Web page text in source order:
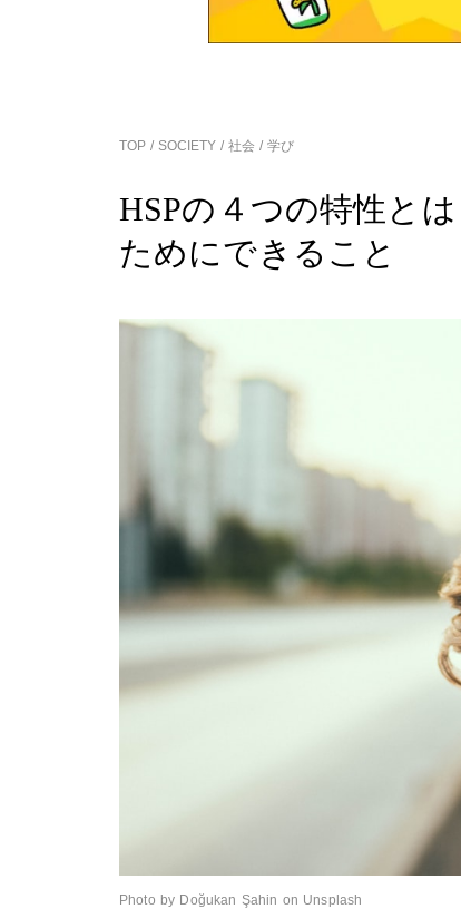
TOP SOCIETY 社会 学び
HSPの４つの特性と
ためにできること
Photo by Doğukan Şahin on Unsplash